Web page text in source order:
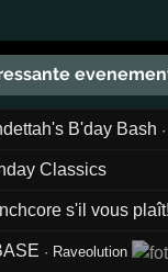
B'day Bash
Classics
s'il vous
· Raveolution